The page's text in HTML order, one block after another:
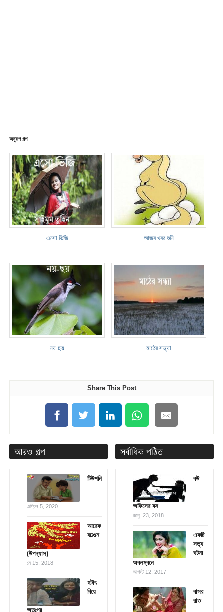
অনুরূপ গল্প
এসো ভিজি আজব খবর শুনি
নয়-ছয় মাঠের সন্ধ্যা
Share This Post
আরও গল্প
টিউশনি
এপ্রিল 5, 2020
আরেক
ফাল্গুন
(উপন্যাস)
মে 15, 2018
হটাৎ
বিয়ে
অতঃপর
সর্বাধিক পঠিত
বউ
অফিসের বস
জানু. 23, 2018
একটি
সত্য
ঘটনা
অবলম্বনে
আগস্ট 12, 2017
বাসর
রাত